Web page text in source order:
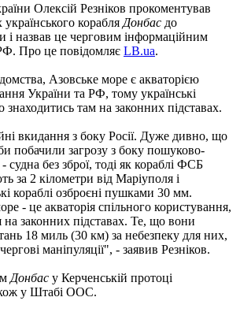
Олексій Резніков прокоментував
корабля Донбас до
і назвав це черговим інформаційним
Про це повідомляє LB.ua.
Азовське море є акваторією
України та РФ, тому українські
знаходитись там на законних підставах.
вкидання з боку Росії. Дуже дивно, що
побачили загрозу з боку пошуково-
судна без зброї, тоді як кораблі ФСБ
за 2 кілометри від Маріуполя і
кораблі озброєні пушками 30 мм.
- це акваторія спільного користування,
законних підставах. Те, що вони
18 миль (30 км) за небезпеку для них,
маніпуляції", - заявив Резніков.
Донбас у Керченській протоці
у Штабі ООС.